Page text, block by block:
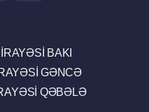
BAKI
GƏNCƏ
QƏBƏLƏ